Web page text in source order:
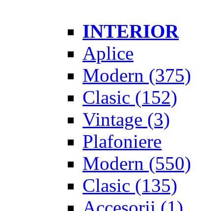
INTERIOR
Aplice
Modern (375)
Clasic (152)
Vintage (3)
Plafoniere
Modern (550)
Clasic (135)